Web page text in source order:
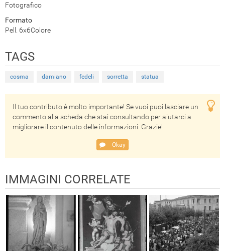
Fotografico
Formato
Pell. 6x6Colore
TAGS
cosma damiano fedeli sorretta statua
Il tuo contributo è molto importante! Se vuoi puoi lasciare un
commento alla scheda che stai consultando per aiutarci a
migliorare il contenuto delle informazioni. Grazie!
Okay
IMMAGINI CORRELATE